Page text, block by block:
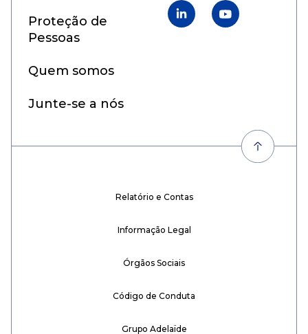
Proteção de
Pessoas
Quem somos
Junte-se a nós
Linkedin YouTube
Relatório e Contas
Informação Legal
Órgãos Sociais
Código de Conduta
Grupo Adelaïde